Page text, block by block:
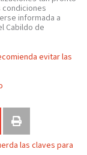
informada a
Cabildo de